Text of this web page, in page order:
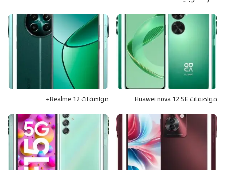
مواصفات Huawei nova 12 SE مواصفات Realme 12+